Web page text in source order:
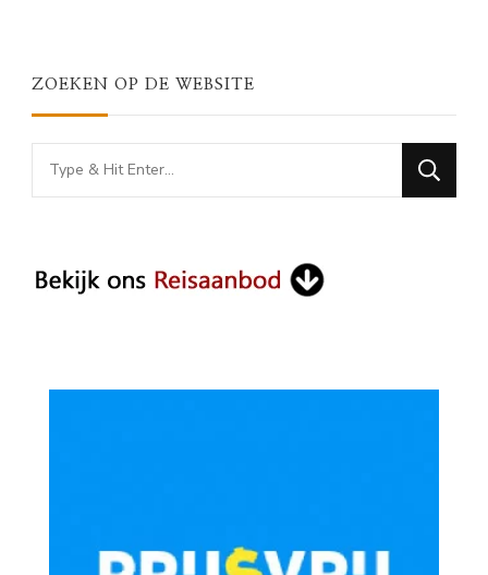
ZOEKEN OP DE WEBSITE
Looking
for